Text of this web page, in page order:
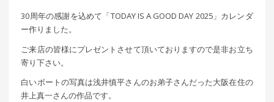
30周年の感謝を込めて「TODAY IS A GOOD DAY 2025」カレンダ
ー作りました。
ご来店の皆様にプレゼントさせて頂いておりますので是非お立ち
寄り下さい。
白いボートの写真は浅井慎平さんのお弟子さんだった大阪在住の
井上真一さんの作品です。